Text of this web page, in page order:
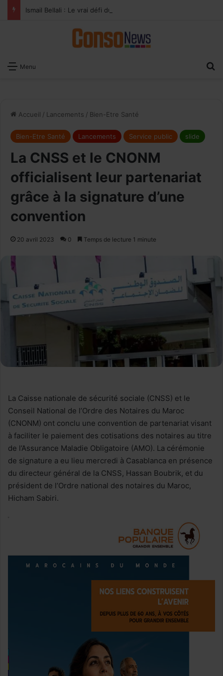
Menu
Accueil / Lancements / Bien-Etre Santé
Bien-Etre Santé Lancements Service public slide
La CNSS et le CNONM
officialisent leur partenariat
grâce à la signature d’une
convention
20 avril 2023 0 Temps de lecture 1 minute
La Caisse nationale de sécurité sociale (CNSS) et le
Conseil National de l’Ordre des Notaires du Maroc
(CNONM) ont conclu une convention de partenariat visant
à faciliter le paiement des cotisations des notaires au titre
de l’Assurance Maladie Obligatoire (AMO). La cérémonie
de signature a eu lieu mercredi à Casablanca en présence
du directeur général de la CNSS, Hassan Boubrik, et du
président de l’Ordre national des notaires du Maroc,
Hicham Sabiri.
Recevoir notre